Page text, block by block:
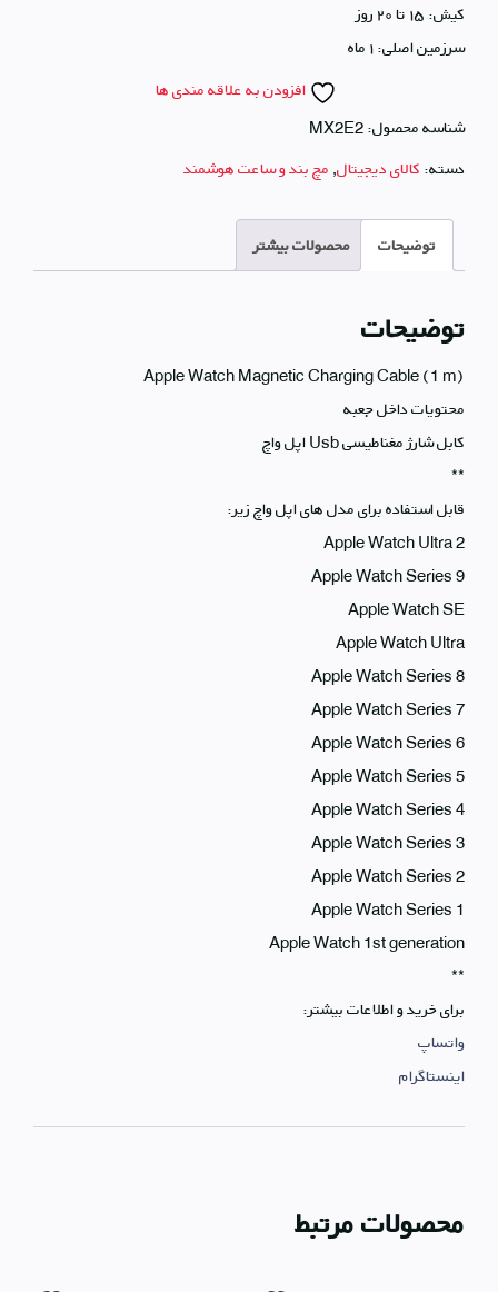
کیش: ۱۵ تا ۲۰ روز
سرزمین اصلی: ۱ ماه
افزودن به علاقه مندی ها
شناسه محصول:MX2E2
دسته: کالای دیجیتال, مچ بند و ساعت هوشمند
توضیحات محصولات بیشتر
توضیحات
Apple Watch Magnetic Charging Cable (1 m)
محتویات داخل جعبه
کابل شارژ مغناطیسی Usb اپل واچ
**
قابل استفاده برای مدل های اپل واچ زیر:
Apple Watch Ultra 2
Apple Watch Series 9
Apple Watch SE
Apple Watch Ultra
Apple Watch Series 8
Apple Watch Series 7
Apple Watch Series 6
Apple Watch Series 5
Apple Watch Series 4
Apple Watch Series 3
Apple Watch Series 2
Apple Watch Series 1
Apple Watch 1st generation
**
برای خرید و اطلاعات بیشتر:
واتساپ
اینستاگرام
محصولات مرتبط